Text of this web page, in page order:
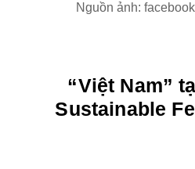
Nguồn ảnh:
“Việt Nam”
Sustainable